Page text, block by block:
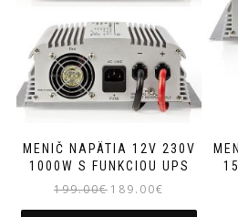
MENIČ NAPÄTIA 12V 230V
1000W S FUNKCIOU UPS
199.00€ Pôvodná
cena
189.00€
cena